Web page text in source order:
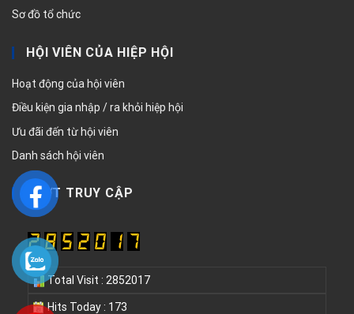
Sơ đồ tổ chức
HỘI VIÊN CỦA HIỆP HỘI
Hoạt động của hội viên
Điều kiện gia nhập / ra khỏi hiệp hội
Ưu đãi đến từ hội viên
Danh sách hội viên
LƯỢT TRUY CẬP
Total Visit : 2852017
Hits Today : 173